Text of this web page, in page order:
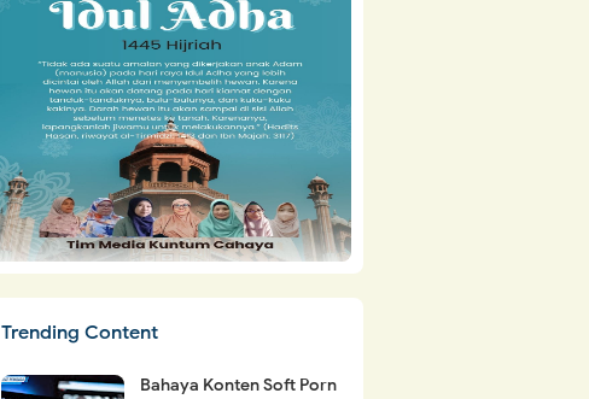
Trending Content
Bahaya Konten Soft Porn